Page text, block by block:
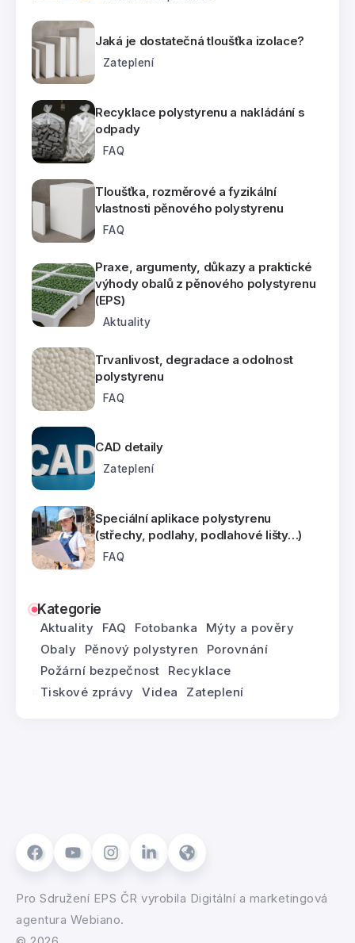
Jaká je dostatečná tloušťka izolace?
Zateplení
Recyklace polystyrenu a nakládání s
odpady
FAQ
Tloušťka, rozměrové a fyzikální
vlastnosti pěnového polystyrenu
FAQ
Praxe, argumenty, důkazy a praktické
výhody obalů z pěnového polystyrenu
(EPS)
Aktuality
Trvanlivost, degradace a odolnost
polystyrenu
FAQ
CAD detaily
Zateplení
Speciální aplikace polystyrenu
(střechy, podlahy, podlahové lišty…)
FAQ
Kategorie
Aktuality FAQ Fotobanka
Mýty a pověry
Obaly
Pěnový polystyren
Porovnání
Požární bezpečnost
Recyklace
Tiskové zprávy
Videa Zateplení
Pro Sdružení EPS ČR vyrobila Digitální a marketingová
agentura Webiano.